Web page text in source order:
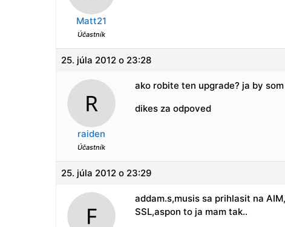
Matt21
Účastník
25. júla 2012 o 23:28
raiden
Účastník
ako robite ten upgrade? ja by
dikes za odpoved
25. júla 2012 o 23:29
addam.s,musis sa prihlasit na
SSL,aspon to ja mam tak..